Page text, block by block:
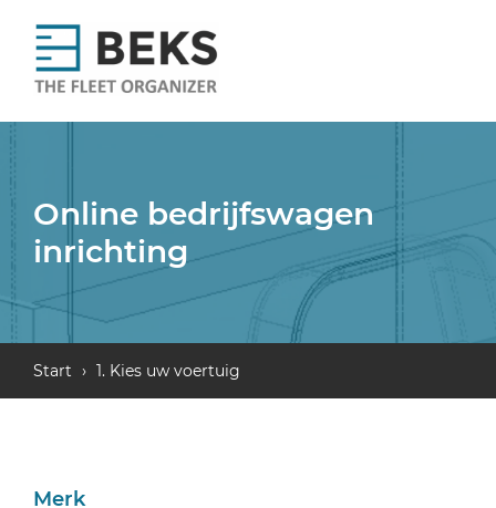
Online bedrijfswagen
inrichting
Start › 1. Kies uw voertuig
Merk